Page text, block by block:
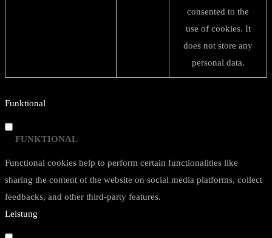
consented to the
use of cookies. It
does not store any
personal data.
Funktional
FUNKTIONAL
Functional cookies help to perform certain functionalities like
sharing the content of the website on social media platforms, collect
feedbacks, and other third-party features.
Leistung